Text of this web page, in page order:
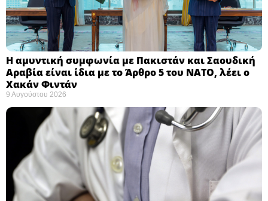
Η αμυντική συμφωνία με Πακιστάν και Σαουδική
Αραβία είναι ίδια με το Άρθρο 5 του ΝΑΤΟ, λέει ο
Χακάν Φιντάν ​
9 Αυγούστου 2026